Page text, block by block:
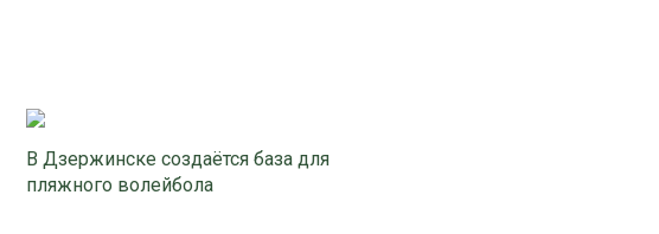
В Дзержинске создаётся база для
пляжного волейбола